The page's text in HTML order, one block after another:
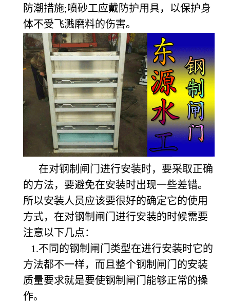
防潮措施;喷砂工应戴防护用具，以保护身
体不受飞溅磨料的伤害。
在对钢制闸门进行安装时，要采取正确
的方法，要避免在安装时出现一些差错。
所以安装人员应该要很好的确定它的使用
方式，在对钢制闸门进行安装的时候需要
注意以下几点：
1.不同的钢制闸门类型在进行安装时它的
方法都不一样，而且整个钢制闸门的安装
质量要求就是要使钢制闸门能够正常的操
作。